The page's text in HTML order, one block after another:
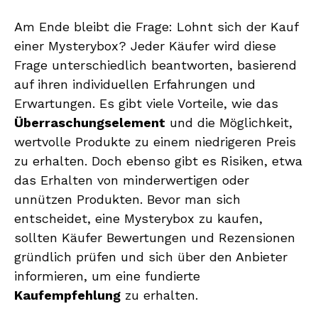
Am Ende bleibt die Frage: Lohnt sich der Kauf
einer Mysterybox? Jeder Käufer wird diese
Frage unterschiedlich beantworten, basierend
auf ihren individuellen Erfahrungen und
Erwartungen. Es gibt viele Vorteile, wie das
Überraschungselement und die Möglichkeit,
wertvolle Produkte zu einem niedrigeren Preis
zu erhalten. Doch ebenso gibt es Risiken, etwa
das Erhalten von minderwertigen oder
unnützen Produkten. Bevor man sich
entscheidet, eine Mysterybox zu kaufen,
sollten Käufer Bewertungen und Rezensionen
gründlich prüfen und sich über den Anbieter
informieren, um eine fundierte
Kaufempfehlung zu erhalten.